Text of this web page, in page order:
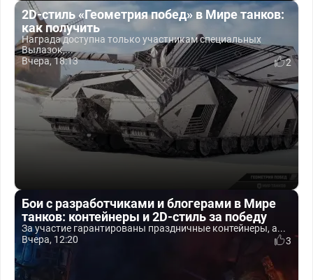
2D-стиль «Геометрия побед» в Мире танков:
как получить
Награда доступна только участникам специальных
Вылазок,...
Вчера, 18:13
2
Бои с разработчиками и блогерами в Мире
танков: контейнеры и 2D-стиль за победу
За участие гарантированы праздничные контейнеры, а...
Вчера, 12:20
3